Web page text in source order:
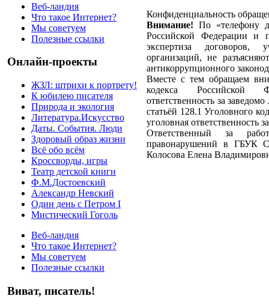
Веб-ландия
Что такое Интернет?
Мы советуем
Полезные ссылки
Онлайн-проекты
ЖЗЛ: штрихи к портрету!
К юбилею писателя
Природа и экология
Литература.Искусство
Даты. События. Люди
Здоровый образ жизни
Всё обо всём
Кроссворды, игры
Театр детской книги
Ф.М.Достоевский
Александр Невский
Один день с Петром I
Мистический Гоголь
Веб-ландия
Что такое Интернет?
Мы советуем
Полезные ссылки
Виват, писатель!
Конфиденциальность
Внимание! По «телефону
Российской Федерации и
экспертиза договоров,
организаций, не
антикоррупционного
Вместе с тем обращаем
кодекса Российской
ответственность за
статьёй 128.1 Уголовного
уголовная ответственность
Ответственный за
правонарушений в
Колосова Елена